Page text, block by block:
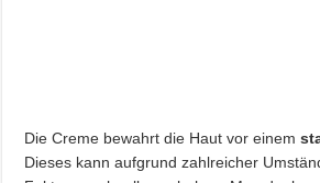
Die Creme bewahrt die Haut vor einem
Dieses kann aufgrund zahlreicher